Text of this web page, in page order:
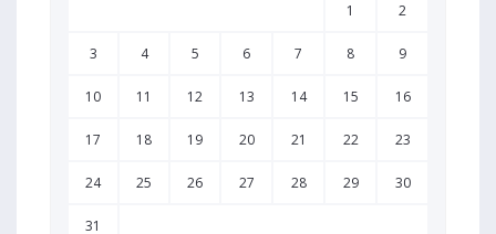
1 2
3 4 5 6 7 8 9
10 11 12 13 14 15 16
17 18 19 20 21 22 23
24 25 26 27 28 29 30
31